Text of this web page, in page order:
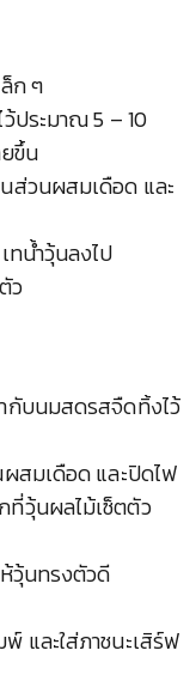
ก ๆ
ประมาณ 5 – 10
ขึ้น
ส่วนผสมเดือด และ
ทน้ำวุ้นลงไป
ว
กับนมสดรสจืดทิ้งไว้
สมเดือด และปิดไฟ
วุ้นผลไม้เซ็ตตัว
วุ้นทรงตัวดี
และใส่ภาชนะเสิร์ฟ